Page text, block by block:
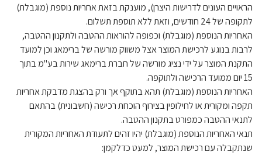
הראויים העונים לדרישות היצרן), מוענקת בזאת אחריות נוספת (מוגבלת)
לתקופה של 24 חודשים, וזאת ללא תוספת תשלום.
האחריות הנוספת (מוגבלת) וכפופה להוראות ההטבה ולתקנון ההטבה,
לרבות בנוגע לרכישת המוצר אצל משווק מורשה של ברימאג וכן למועד
התקנת המוצר על ידי נציג מורשה של חברת ברימאג שירות בע"מ בתוך
15 יום ממועד הרכישה ולתוקפה.
האחריות הנוספת (מוגבלת) תהא בתוקף אך ורק בהצגת מדבקת אחריות
תקפה ומקורית או לחילופין בצירוף הוכחת רכישה (חשבונית) בהתאם
לתנאי ההטבה כמפורט בתקנון ההטבה.
תנאי האחריות הנוספת (מוגבלת) יהיו זהים לתעודת האחריות המקורית
שנתקבלה עם רכישת המוצר, למעט כדלקמן: